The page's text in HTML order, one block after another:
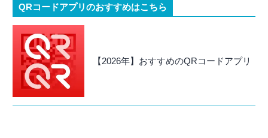
QRコードアプリのおすすめはこちら
【2026年】おすすめのQRコードアプリ